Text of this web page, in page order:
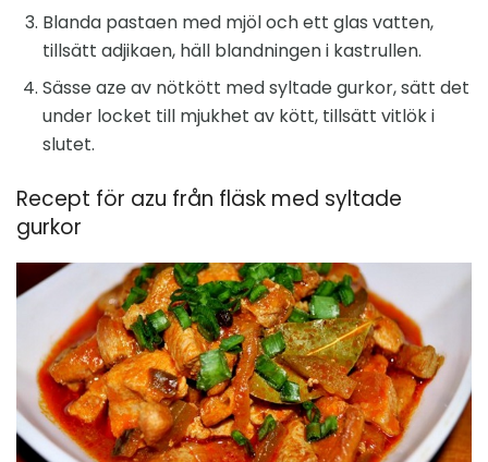
Blanda pastaen med mjöl och ett glas vatten,
tillsätt adjikaen, häll blandningen i kastrullen.
Sässe aze av nötkött med syltade gurkor, sätt det
under locket till mjukhet av kött, tillsätt vitlök i
slutet.
Recept för azu från fläsk med syltade
gurkor